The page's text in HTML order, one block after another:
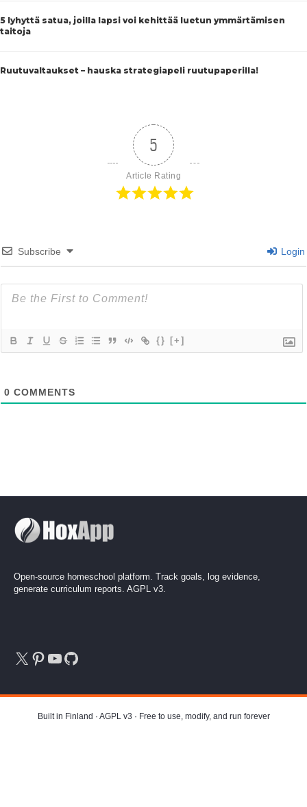
5 lyhyttä satua, joilla lapsi voi kehittää luetun ymmärtämisen
taitoja
Ruutuvaltaukset – hauska strategiapeli ruutupaperilla!
5
Article Rating
Subscribe Login
{} [+]
0 COMMENTS
Open-source homeschool platform. Track goals, log evidence,
generate curriculum reports. AGPL v3.
X Pinterest
YouTube
GitHub
Built in Finland · AGPL v3 · Free to use, modify, and run forever